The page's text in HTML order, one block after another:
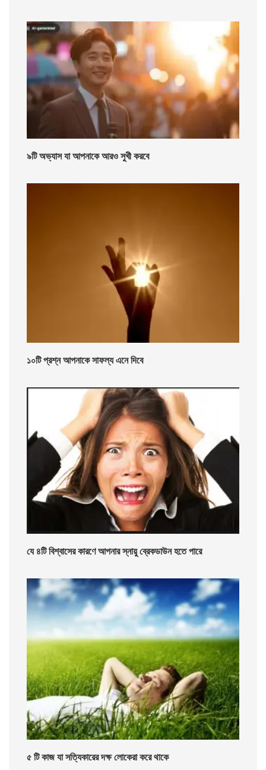
৯টি অভ্যাস যা আপনাকে আরও সুখী করবে
১০টি প্রশ্ন আপনাকে সাফল্য এনে দিবে
যে ৪টি বিশ্বাসের কারণে আপনার স্নায়ু ব্রেকডাউন হতে পারে
৫ টি কাজ যা সত্যিকারের দক্ষ লোকেরা করে থাকে